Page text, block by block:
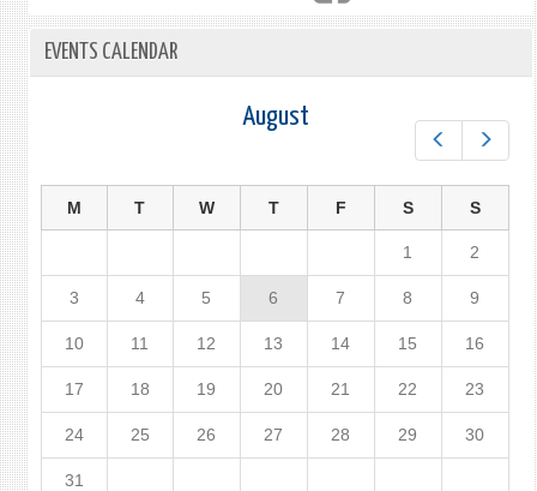
EVENTS CALENDAR
August
M T W T F S S
1 2
3 4 5 6 7 8 9
10 11 12 13 14 15 16
17 18 19 20 21 22 23
24 25 26 27 28 29 30
31